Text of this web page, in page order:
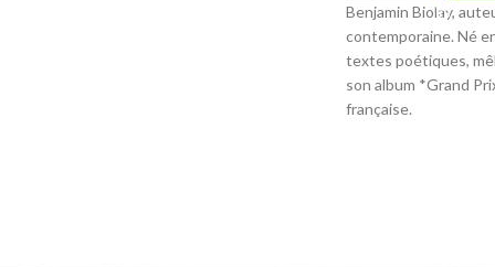
Benjamin Biolay,
contemporaine. Né
textes poétiques,
son album *Grand
française.